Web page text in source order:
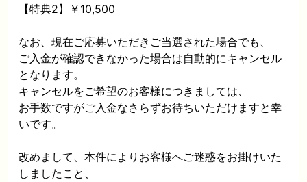
【特典2】￥10,500
なお、現在ご応募いただきご当選された場合でも、
ご入金が確認できなかった場合は自動的にキャンセル
となります。
キャンセルをご希望のお客様につきましては、
お手数ですがご入金なさらずお待ちいただけますと幸
いです。
改めまして、本件によりお客様へご迷惑をお掛けいた
しましたこと、